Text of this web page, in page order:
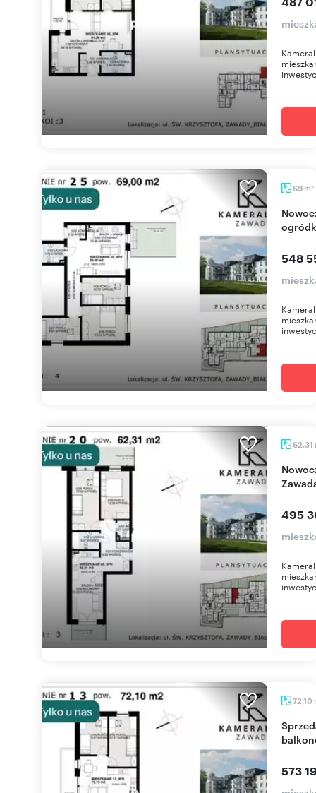
69 m2
Nowoczesne 4-pokojowe mieszkanie z
548
62,31
Nowoczesne 3-pokojowe z ogródkiem w
495
72,10
Sprzedam nowoczesne 4-pokojowe mieszkanie z
573